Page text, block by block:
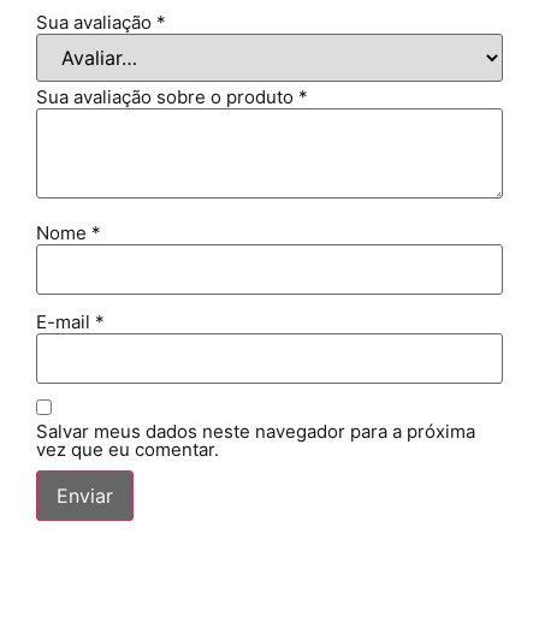
Sua avaliação *
Sua avaliação sobre o produto *
Nome *
E-mail *
Salvar meus dados neste navegador para a próxima
vez que eu comentar.